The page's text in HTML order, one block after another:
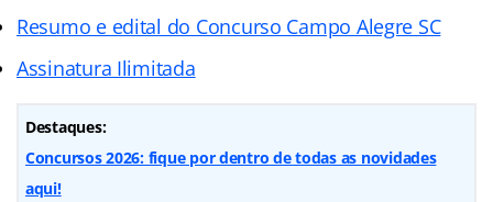
Resumo e edital do Concurso Campo Alegre SC
Assinatura Ilimitada
Destaques:
Concursos 2026: fique por dentro de todas as novidades
aqui!